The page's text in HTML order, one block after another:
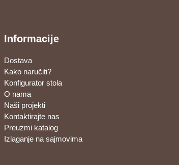
Informacije
Dostava
Kako naručiti?
Konfigurator stola
O nama
Naši projekti
Kontaktirajte nas
Preuzmi katalog
Izlaganje na sajmovima